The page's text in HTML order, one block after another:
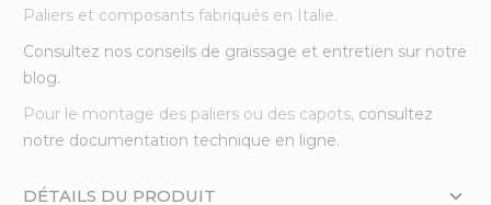
Paliers et composants fabriqués en Italie.
Consultez nos conseils de graissage et entretien sur notre
blog.
Pour le montage des paliers ou des capots, consultez
notre documentation technique en ligne.
DÉTAILS DU PRODUIT